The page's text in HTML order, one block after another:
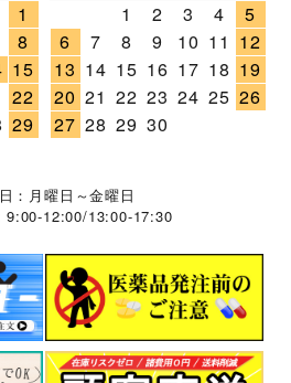
1
8
15
22
29
1
2 3 4
5
6
7 8 9 10 11 12
13 14 15 16 17 18 19
20 21 22 23 24 25 26
27 28 29 30
：月曜日～金曜日
9:00-12:00/13:00-17:30